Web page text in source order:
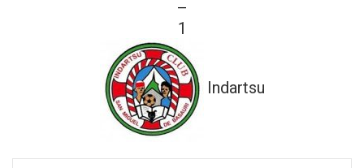
—
1
Indartsu